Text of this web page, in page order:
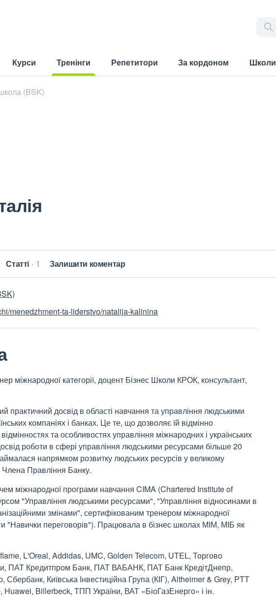
Курси
Тренінги
Репетитори За кордоном Школи
(BSK)
Статті 1 Залишити коментар
menedzhment-ta-liderstvo/natalija-kalinina
міжнародної категорії, доцент Бізнес Школи КРОК, консультант,
практичний досвід в області навчання та управління людськими
компаніях і банках. Це те, що дозволяє їй відмінно
та особливостях управління міжнародних і українських
роботи в сфері управління людськими ресурсами більше 20
напрямком розвитку людських ресурсів у великому
Члена Правління Банку.
міжнародної програми навчання CIMA (Chartered Institute of
"Управління людськими ресурсами", "Управління відносинами в
змінами", сертифікованим тренером міжнародної
"Навички переговорів"). Працювала в бізнес школах МІМ, МІБ як
L'Oreal, Addidas, UMC, Golden Telecom, UTEL, Торгово
ПАТ Кредитпром Банк, ПАТ ВАБАНК, ПАТ Банк КредітДнепр,
Сбербанк, Київська Інвестиційна Група (КІГ), Altheimer & Grey, PTT
Billerbeck, ТПП України, ВАТ «БіоГазЕнерго» і ін.